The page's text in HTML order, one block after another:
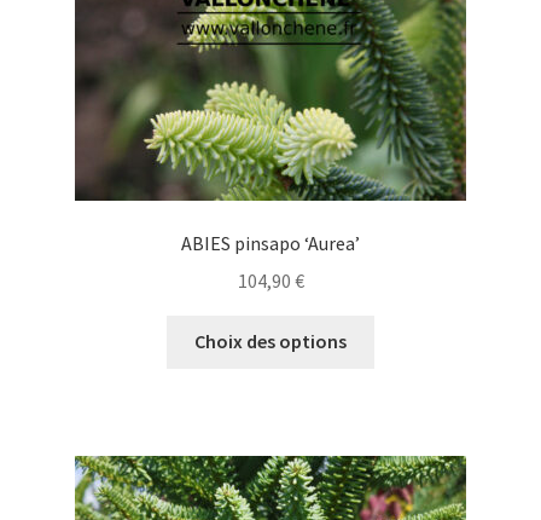
ABIES pinsapo ‘Aurea’
104,90 €
Choix des options
Les
options